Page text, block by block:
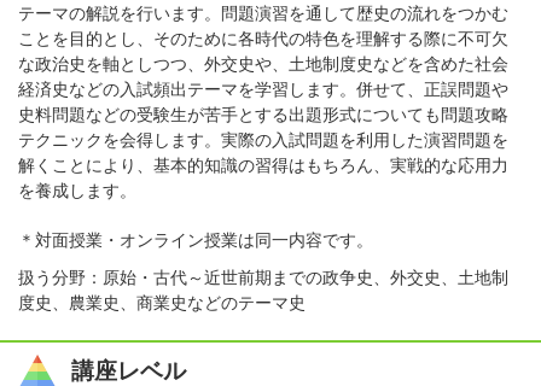
テーマの解説を行います。問題演習を通して歴史の流れをつかむ
ことを目的とし、そのために各時代の特色を理解する際に不可欠
な政治史を軸としつつ、外交史や、土地制度史などを含めた社会
経済史などの入試頻出テーマを学習します。併せて、正誤問題や
史料問題などの受験生が苦手とする出題形式についても問題攻略
テクニックを会得します。実際の入試問題を利用した演習問題を
解くことにより、基本的知識の習得はもちろん、実戦的な応用力
を養成します。
＊対面授業・オンライン授業は同一内容です。
扱う分野：原始・古代～近世前期までの政争史、外交史、土地制
度史、農業史、商業史などのテーマ史
講座レベル